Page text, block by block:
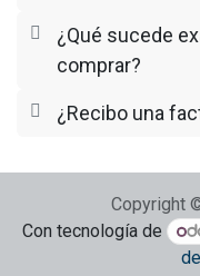
¿Qué sucede
comprar?
¿Recibo una
Copyright
Con tecnología de